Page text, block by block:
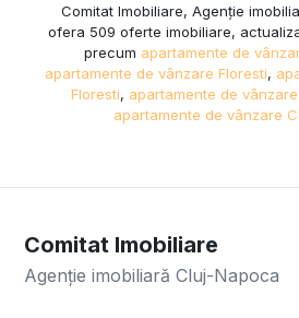
Comitat Imobiliare, Agenție
ofera 509 oferte imobiliare,
precum apartamente de
apartamente de vânzare Floresti,
Floresti, apartamente de
apartamente de vânzare
Comitat Imobiliare
Agenție imobiliară Cluj-Napoca